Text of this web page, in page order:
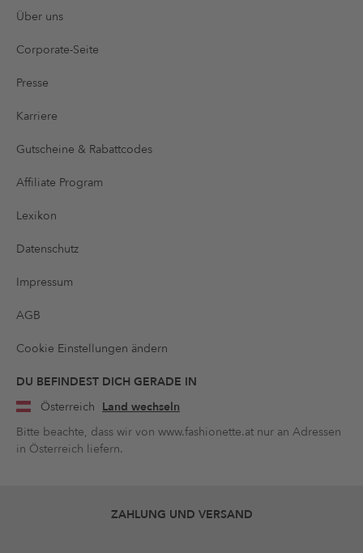
Über uns
Corporate-Seite
Presse
Karriere
Gutscheine & Rabattcodes
Affiliate Program
Lexikon
Datenschutz
Impressum
AGB
Cookie Einstellungen ändern
DU BEFINDEST DICH GERADE IN
Österreich Land wechseln
Bitte beachte, dass wir von www.fashionette.at nur an Adressen
in Österreich liefern.
ZAHLUNG UND VERSAND